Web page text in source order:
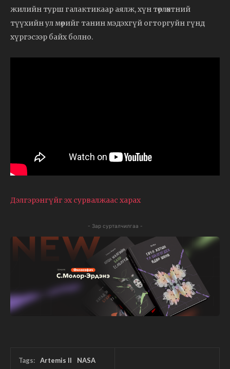
жилийн турш галактикаар аялж, хүн төрлөхтний
түүхийн ул мөрийг танин мэдэхгүй огторгуйн гүнд
хүргэсээр байх болно.
Дэлгэрэнгүйг эх сурвалжаас харах
- Зар сурталчилгаа -
Tags: Artemis II
NASA